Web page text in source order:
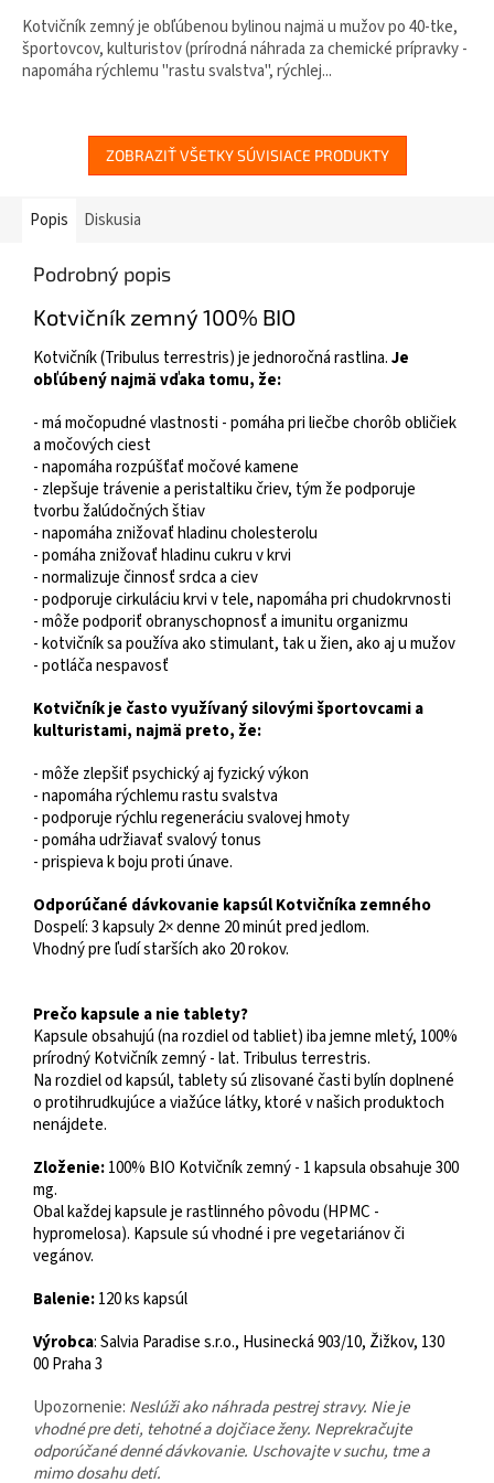
Kotvičník zemný je obľúbenou bylinou najmä u mužov po 40-tke,
športovcov, kulturistov (prírodná náhrada za chemické prípravky -
napomáha rýchlemu "rastu svalstva", rýchlej...
ZOBRAZIŤ VŠETKY SÚVISIACE PRODUKTY
Popis Diskusia
Podrobný popis
Kotvičník zemný 100% BIO
Kotvičník (Tribulus terrestris) je jednoročná rastlina.Je
obľúbený najmä vďaka tomu, že:
- má močopudné vlastnosti - pomáha pri liečbe chorôb obličiek
a močových ciest
- napomáha rozpúšťať močové kamene
- zlepšuje trávenie a peristaltiku čriev, tým že podporuje
tvorbu žalúdočných štiav
- napomáha znižovať hladinu cholesterolu
- pomáha znižovať hladinu cukru v krvi
- normalizuje činnosť srdca a ciev
- podporuje cirkuláciu krvi v tele, napomáha pri chudokrvnosti
- môže podporiť obranyschopnosť a imunitu organizmu
- kotvičník sa používa ako stimulant, tak u žien, ako aj u mužov
- potláča nespavosť
Kotvičník je často využívaný silovými športovcami a
kulturistami, najmä preto, že:
- môže zlepšiť psychický aj fyzický výkon
- napomáha rýchlemu rastu svalstva
- podporuje rýchlu regeneráciu svalovej hmoty
- pomáha udržiavať svalový tonus
- prispieva k boju proti únave.
Odporúčané dávkovanie kapsúl Kotvičníka zemného
Dospelí: 3 kapsuly 2× denne 20 minút pred jedlom.
Vhodný pre ľudí starších ako 20 rokov.
Prečo kapsule a nie tablety?
Kapsule obsahujú (na rozdiel od tabliet) iba jemne mletý, 100%
prírodný Kotvičník zemný - lat. Tribulus terrestris.
Na rozdiel od kapsúl, tablety sú zlisované časti bylín doplnené
o protihrudkujúce a viažúce látky, ktoré v našich produktoch
nenájdete.
Zloženie:100% BIO Kotvičník zemný - 1 kapsula obsahuje 300
mg.
Obal každej kapsule je rastlinného pôvodu (HPMC -
hypromelosa). Kapsule sú vhodné i pre vegetariánov či
vegánov.
Balenie:120 ks kapsúl
Výrobca: Salvia Paradise s.r.o., Husinecká 903/10, Žižkov, 130
00 Praha 3
Upozornenie: Neslúži ako náhrada pestrej stravy. Nie je
vhodné pre deti, tehotné a dojčiace ženy. Neprekračujte
odporúčané denné dávkovanie. Uschovajte v suchu, tme a
mimo dosahu detí.